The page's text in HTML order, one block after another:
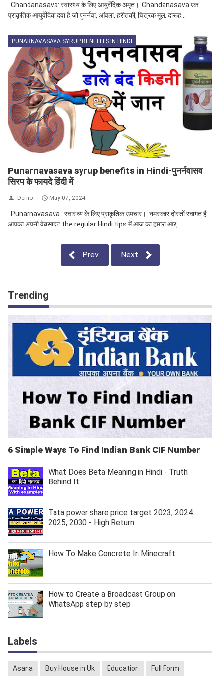
Chandanasava: स्वास्थ्य के लिए आयुर्वेदिक अमृत। Chandanasava एक
प्राकृतिक आयुर्वेदिक दवा है जो पुनर्नवा, आंवला, हरीतकी, चित्रक मूल, दारूह...
PUNARNAVASAVA SYRUP BENEFITS IN HINDI
Punarnavasava syrup benefits in Hindi-पुनर्नवासव
सिरप के फायदे हिंदी में
Demo May 07, 2024
Punarnavasava : स्वास्थ्य के लिए प्राकृतिक उपचार। नमस्कार दोस्तों स्वागत है
आपका अपनी वेबसाइट the regular Hindi tips में आज का हमारा आर्...
Prev Next
Trending
6 Simple Ways To Find Indian Bank CIF Number
What Does Beta Meaning in Hindi - Truth
Behind It
Tata power share price target 2023, 2024,
2025, 2030 - High Return
How To Make Concrete In Minecraft
How to Create a Broadcast Group on
WhatsApp step by step
Labels
Asana Buy House in Uk Education Full Form